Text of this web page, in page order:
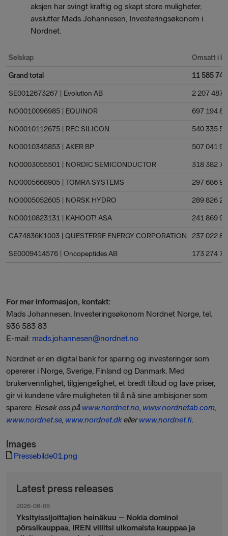
aksjen har svingt kraftig og skapt store muligheter,
avslutter Mads Johannesen, Investeringsøkonom i
Nordnet.
Selskap Omsatt i
Grand total 11 585
SE0012673267 | Evolution AB 2 207 487
NO0010096985 | EQUINOR 697 194
NO0010112675 | REC SILICON 540 335
NO0010345853 | AKER BP 507 041
NO0003055501 | NORDIC SEMICONDUCTOR 318 382
NO0005668905 | TOMRA SYSTEMS 297 686
NO0005052605 | NORSK HYDRO 289 826
NO0010823131 | KAHOOT! ASA 241 869
CA74836K1003 | QUESTERRE ENERGY CORPORATION 237 022
SE0009414576 | Oncopeptides AB 173 274
For mer informasjon, kontakt:
Mads Johannesen, Investeringsøkonom Nordnet Norge, tel.
936 583 83
E-mail: mads.johannesen@nordnet.no
Nordnet er en digital bank for sparing og investeringer som
opererer i Norge, Sverige, Finland og Danmark. Med
brukervennlighet, tilgjengelighet, et bredt tilbud og lave priser,
gir vi kundene våre muligheten til å nå sine ambisjoner som
sparere. Besøk oss på www.nordnet.no, www.nordnetab.com,
www.nordnet.se, www.nordnet.dkellerwww.nordnet.fi.
Images
Pressebilde01.png
Latest press releases
2026-08-06
Yksityissijoittajien heinäkuu – Nokia dominoi
pörssikauppaa, IREN villitsi ulkomaista kauppaa ja